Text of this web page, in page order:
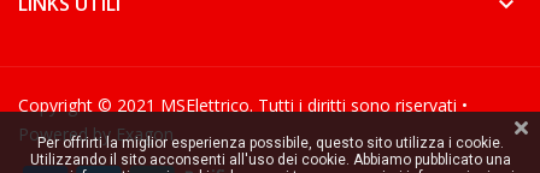
Copyright © 2021 MSElettrico. Tutti i diritti sono riservati •
Powered byExagon
Per offrirti la miglior esperienza possibile, questo sito utilizza i cookie.
Utilizzando il sito acconsenti all'uso dei cookie. Abbiamo pubblicato una